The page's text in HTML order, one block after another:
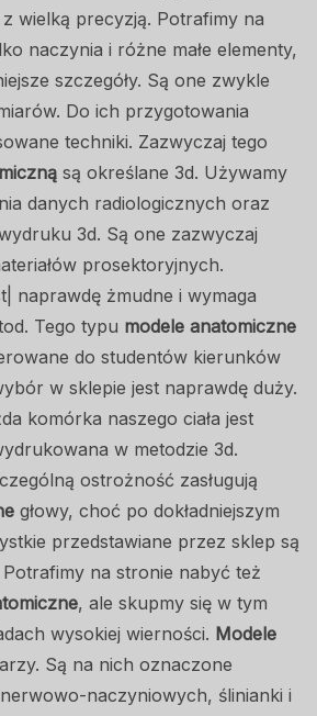
wielką precyzją. Potrafimy na
naczynia i różne małe elementy,
szczegóły. Są one zwykle
Do ich przygotowania
techniki. Zazwyczaj tego
są określane 3d. Używamy
danych radiologicznych oraz
3d. Są one zazwyczaj
prosektoryjnych.
naprawdę żmudne i wymaga
Tego typu modele anatomiczne
do studentów kierunków
w sklepie jest naprawdę duży.
komórka naszego ciała jest
w metodzie 3d.
ostrożność zasługują
głowy, choć po dokładniejszym
przedstawiane przez sklep są
na stronie nabyć też
, ale skupmy się w tym
wysokiej wierności. Modele
Są na nich oznaczone
naczyniowych, ślinianki i